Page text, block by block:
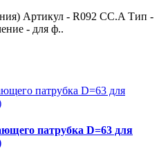
Артикул - R092 CC.A Тип -
- для ф..
патрубка D=63 для